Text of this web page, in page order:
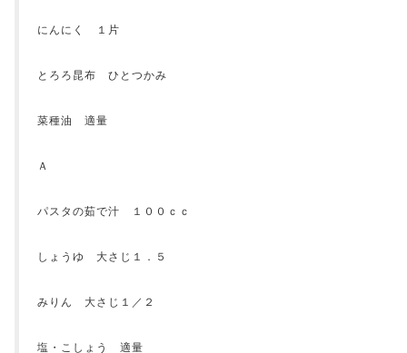
にんにく １片
とろろ昆布 ひとつかみ
菜種油 適量
Ａ
パスタの茹で汁 １００ｃｃ
しょうゆ 大さじ１．５
みりん 大さじ１／２
塩・こしょう 適量